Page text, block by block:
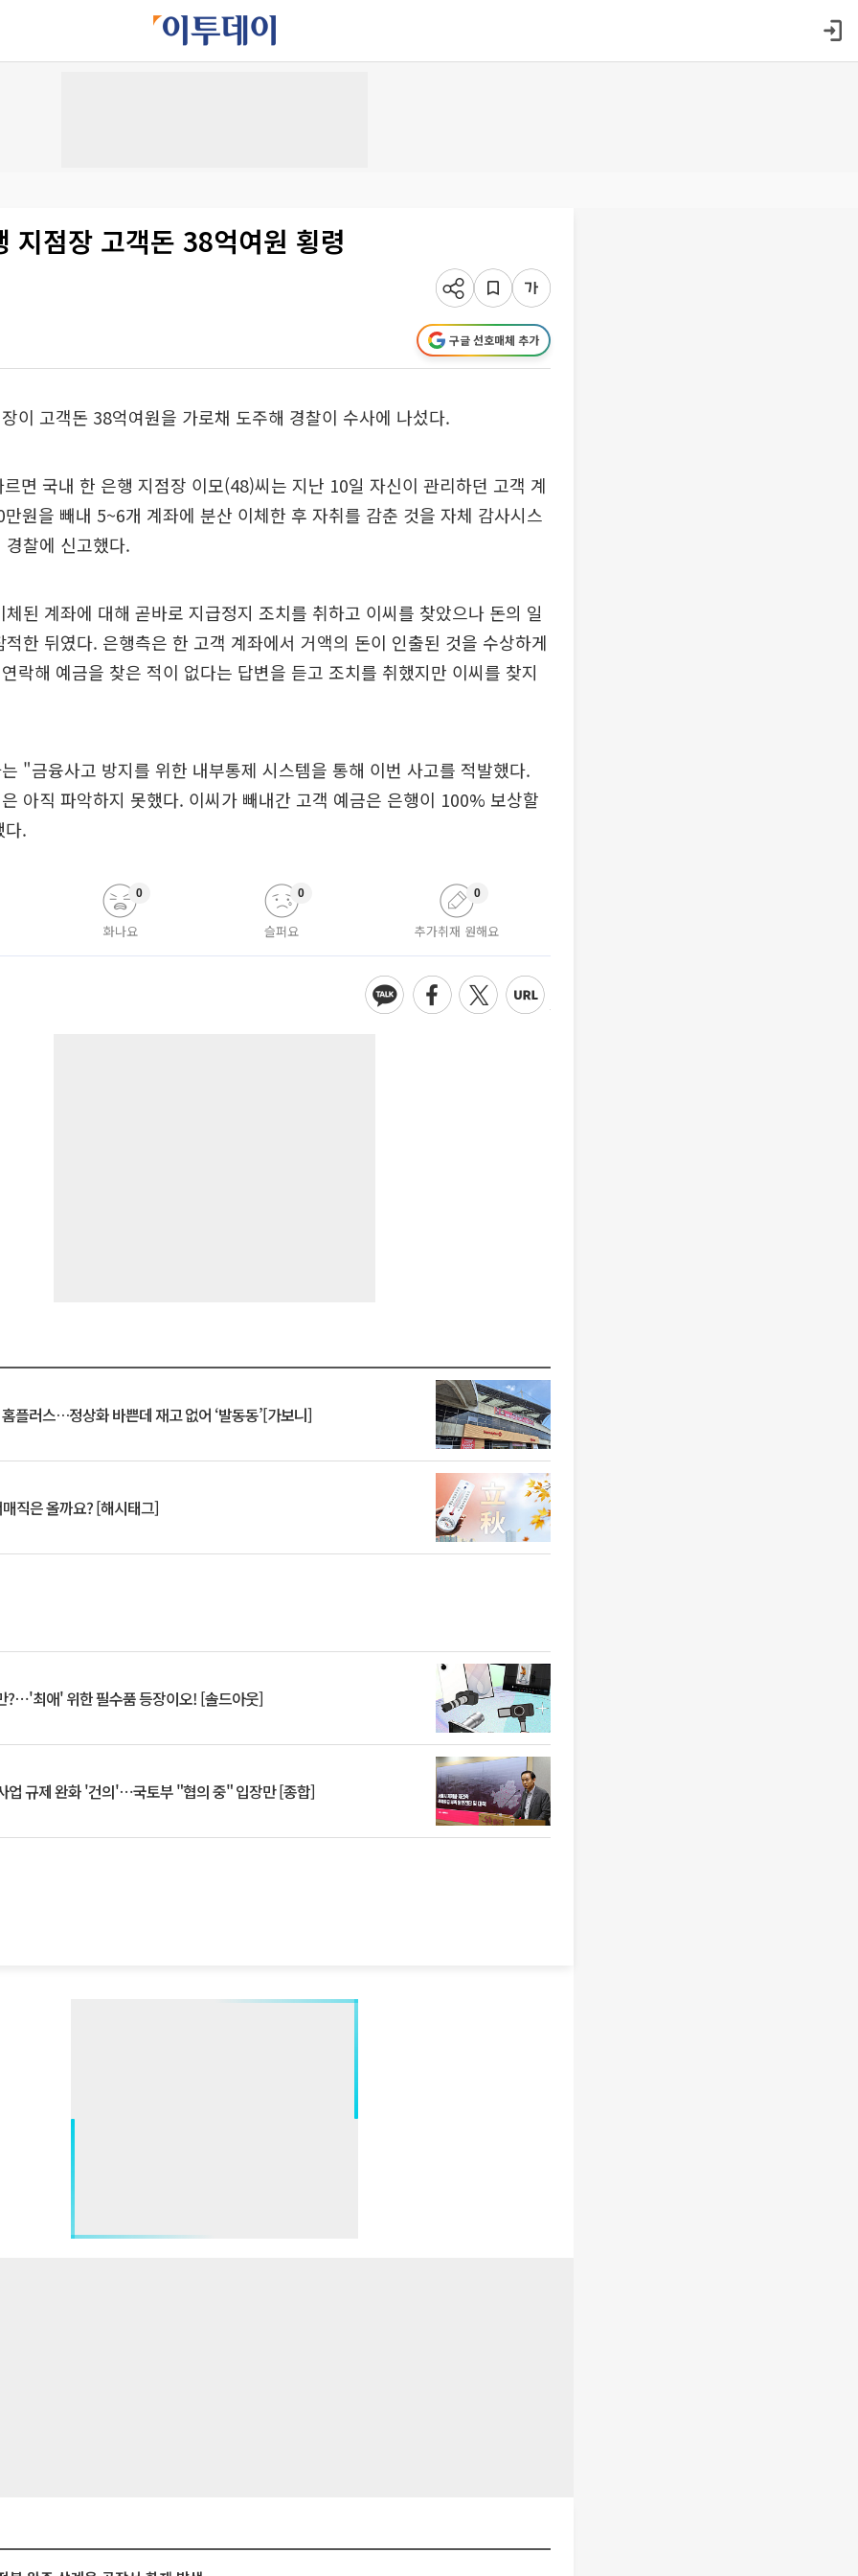
지점장 고객돈 38억여원 횡령
구글 선호매체 추가
이 고객돈 38억여원을 가로채 도주해 경찰이 수사에 나섰다.
면 국내 한 은행 지점장 이모(48)씨는 지난 10일 자신이 관리하던 고객 계
원을 빼내 5~6개 계좌에 분산 이체한 후 자취를 감춘 것을 자체 감사시스
찰에 신고했다.
된 계좌에 대해 곧바로 지급정지 조치를 취하고 이씨를 찾았으나 돈의 일
한 뒤였다. 은행측은 한 고객 계좌에서 거액의 돈이 인출된 것을 수상하게
락해 예금을 찾은 적이 없다는 답변을 듣고 조치를 취했지만 이씨를 찾지
"금융사고 방지를 위한 내부통제 시스템을 통해 이번 사고를 적발했다.
아직 파악하지 못했다. 이씨가 빼내간 고객 예금은 은행이 100% 보상할
다.
화나요
0
슬퍼요
0
추가취재 원해요
0
플러스…정상화 바쁜데 재고 없어 ‘발동동’[가보니]
직은 올까요? [해시태그]
?⋯'최애' 위한 필수품 등장이오! [솔드아웃]
업 규제 완화 '건의'⋯국토부 "협의 중" 입장만 [종합]